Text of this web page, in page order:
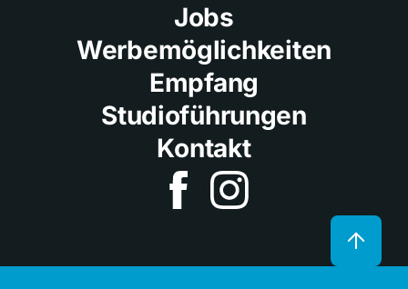
Jobs
Werbemöglichkeiten
Empfang
Studioführungen
Kontakt